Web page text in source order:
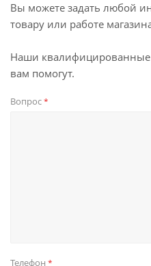
Вы можете задать любой
товару или работе
Наши квалифицированные
вам помогут.
Вопрос*
Телефон *